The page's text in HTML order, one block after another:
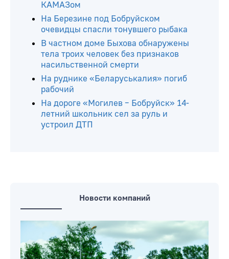
КАМАЗом
На Березине под Бобруйском
очевидцы спасли тонувшего рыбака
В частном доме Быхова обнаружены
тела троих человек без признаков
насильственной смерти
На руднике «Беларуськалия» погиб
рабочий
На дороге «Могилев – Бобруйск» 14-
летний школьник сел за руль и
устроил ДТП
Новости компаний